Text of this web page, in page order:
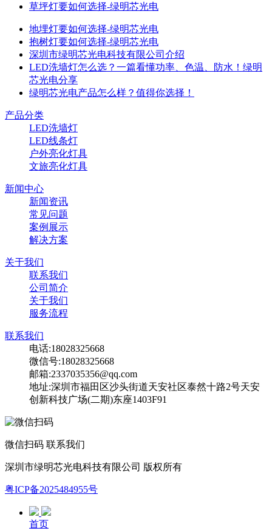
草坪灯要如何选择-绿明芯光电
地埋灯要如何选择-绿明芯光电
抱树灯要如何选择-绿明芯光电
深圳市绿明芯光电科技有限公司介绍
LED洗墙灯怎么选？一篇看懂功率、色温、防水！绿明
芯光电分享
绿明芯光电产品怎么样？值得你选择！
产品分类
LED洗墙灯
LED线条灯
户外亮化灯具
文旅亮化灯具
新闻中心
新闻资讯
常见问题
案例展示
解决方案
关于我们
联系我们
公司简介
关于我们
服务流程
联系我们
电话:18028325668
微信号:18028325668
邮箱:2337035356@qq.com
地址:深圳市福田区沙头街道天安社区泰然十路2号天安
创新科技广场(二期)东座1403F91
微信扫码 联系我们
深圳市绿明芯光电科技有限公司 版权所有
粤ICP备2025484955号
首页